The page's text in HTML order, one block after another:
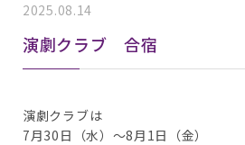
2025.08.14
演劇クラブ 合宿
演劇クラブは
7月30日（水）～8月1日（金）